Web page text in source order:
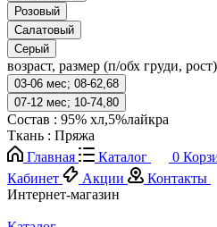
Розовый
Салатовый
Серый
возраст, размер (п/обх груди,
03-06 мес; 08-62,68
07-12 мес; 10-74,80
Состав : 95% хл,5%лайкра
Ткань : Пряжа
Главная
Каталог 0
Кабинет
Акции Контакты
Интернет-магазин